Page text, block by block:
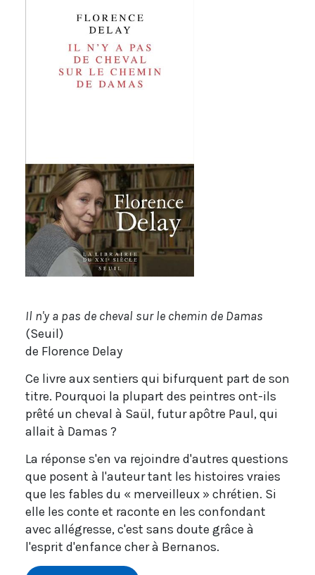
Il n'y a pas de cheval sur le chemin de Damas
(Seuil)
de Florence Delay
Ce livre aux sentiers qui bifurquent part de son
titre. Pourquoi la plupart des peintres ont-ils
prêté un cheval à Saül, futur apôtre Paul, qui
allait à Damas ?
La réponse s'en va rejoindre d'autres questions
que posent à l'auteur tant les histoires vraies
que les fables du « merveilleux » chrétien. Si
elle les conte et raconte en les confondant
avec allégresse, c'est sans doute grâce à
l'esprit d'enfance cher à Bernanos.